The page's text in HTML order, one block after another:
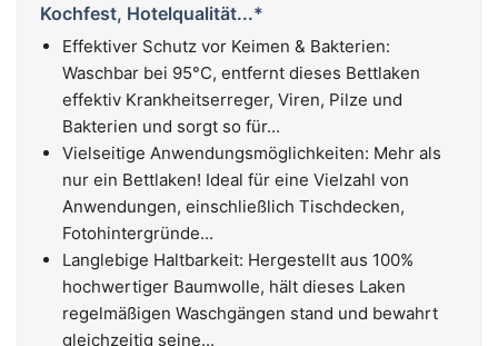
Kochfest, Hotelqualität...*
Effektiver Schutz vor Keimen & Bakterien:
Waschbar bei 95°C, entfernt dieses Bettlaken
effektiv Krankheitserreger, Viren, Pilze und
Bakterien und sorgt so für...
Vielseitige Anwendungsmöglichkeiten: Mehr als
nur ein Bettlaken! Ideal für eine Vielzahl von
Anwendungen, einschließlich Tischdecken,
Fotohintergründe...
Langlebige Haltbarkeit: Hergestellt aus 100%
hochwertiger Baumwolle, hält dieses Laken
regelmäßigen Waschgängen stand und bewahrt
gleichzeitig seine...